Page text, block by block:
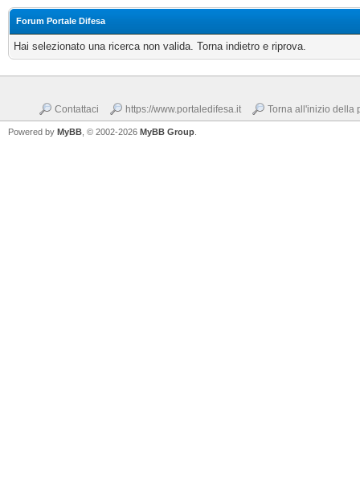
Forum Portale Difesa
Hai selezionato una ricerca non valida. Torna indietro e riprova.
Contattaci https://www.portaledifesa.it Torna all'inizio della
Powered by MyBB , © 2002-2026 MyBB Group